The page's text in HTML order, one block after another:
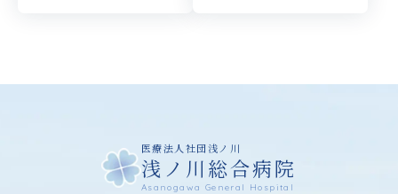
医療法人社団浅ノ川
浅ノ川総合病院
Asanogawa General Hospital